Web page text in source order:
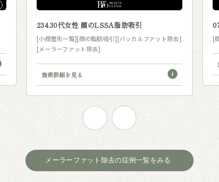
234.30代女性 顔のLSSA脂肪吸引
[小顔整形一覧][顔の脂肪吸引][バッカルファット除去]
[メーラーファット除去]
施術詳細を見る
[
メーラーファット除去の症例一覧をみる